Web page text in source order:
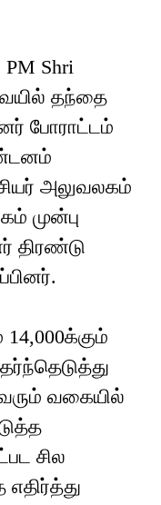
Shri
தந்தை
போராட்டம்
அலுவலகம்
முன்பு
திரண்டு
14,000க்கும்
வகையில்
சில